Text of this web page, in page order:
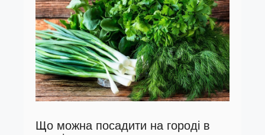
Що можна посадити на городі в